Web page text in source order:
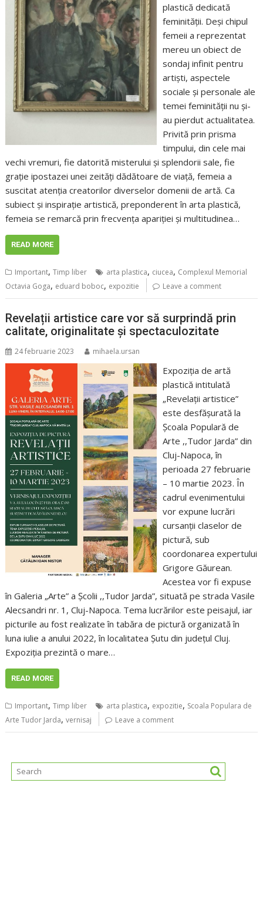
plastică dedicată
feminității. Deși chipul
femeii a reprezentat
mereu un obiect de
sondaj infinit pentru
artişti, aspectele
sociale și personale ale
temei feminităţii nu și-
au pierdut actualitatea.
Privită prin prisma
timpului, din cele mai
vechi vremuri, fie datorită misterului și splendorii sale, fie
grație ipostazei unei zeități dădătoare de viață, femeia a
suscitat atenția creatorilor diverselor domenii de artă. Ca
subiect și inspirație artistică, preponderent în arta plastică,
femeia se remarcă prin frecvența apariției și multitudinea…
READ MORE
Important,Timp liber arta plastica, ciucea, Complexul Memorial
Octavia Goga, eduard boboc, expozitie Leave a comment
Revelații artistice care vor să surprindă prin
calitate, originalitate și spectaculozitate
24 februarie 2023 mihaela.ursan
Expoziția de artă
plastică intitulată
„Revelații artistice”
este desfășurată la
Școala Populară de
Arte ,,Tudor Jarda” din
Cluj-Napoca, în
perioada 27 februarie
– 10 martie 2023. În
cadrul evenimentului
vor expune lucrări
cursanții claselor de
pictură, sub
coordonarea expertului
Grigore Găurean.
Acestea vor fi expuse
în Galeria „Arte” a Școlii ,,Tudor Jarda”, situată pe strada Vasile
Alecsandri nr. 1, Cluj-Napoca. Tema lucrărilor este peisajul, iar
picturile au fost realizate în tabăra de pictură organizată în
luna iulie a anului 2022, în localitatea Șutu din județul Cluj.
Expoziția prezintă o mare…
READ MORE
Important,Timp liber arta plastica, expozitie, Scoala Populara de
Arte Tudor Jarda,vernisaj Leave a comment